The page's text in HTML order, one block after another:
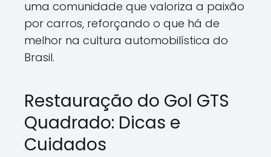
uma comunidade que valoriza a paixão
por carros, reforçando o que há de
melhor na cultura automobilística do
Brasil.
Restauração do Gol GTS
Quadrado: Dicas e
Cuidados